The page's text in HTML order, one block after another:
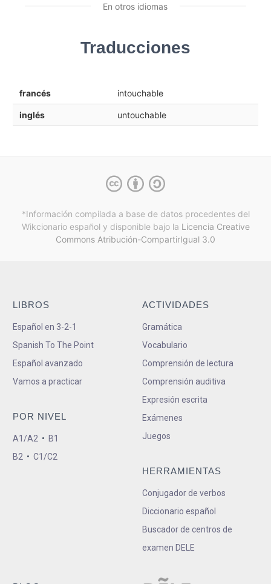
En otros idiomas
Traducciones
francés intouchable
inglés untouchable
*Información compilada a base de datos procedentes del
Wikcionario español y disponible bajo la Licencia Creative
Commons Atribución-CompartirIgual 3.0
LIBROS
Español en 3-2-1
Spanish To The Point
Español avanzado
Vamos a practicar
POR NIVEL
A1/A2 • B1
B2 • C1/C2
ACTIVIDADES
Gramática
Vocabulario
Comprensión de lectura
Comprensión auditiva
Expresión escrita
Exámenes
Juegos
HERRAMIENTAS
Conjugador de verbos
Diccionario español
Buscador de centros de
examen DELE